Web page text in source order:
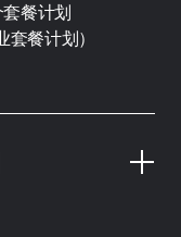
餐计划
餐计划）